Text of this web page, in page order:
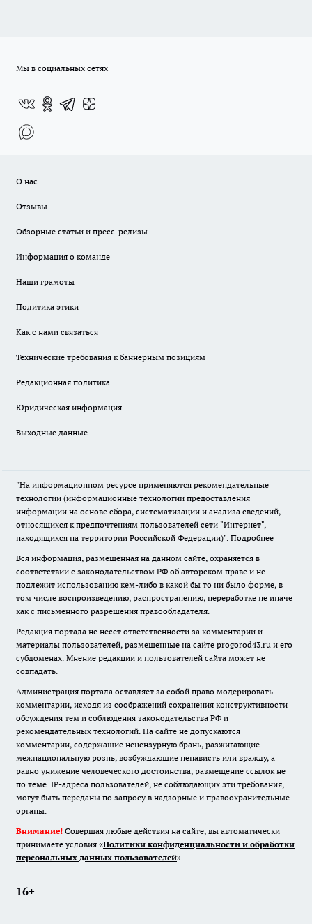
Мы в социальных сетях
О нас
Отзывы
Обзорные статьи и пресс-релизы
Информация о команде
Наши грамоты
Политика этики
Как с нами связаться
Технические требования к баннерным позициям
Редакционная политика
Юридическая информация
Выходные данные
"На информационном ресурсе применяются рекомендательные
технологии (информационные технологии предоставления
информации на основе сбора, систематизации и анализа сведений,
относящихся к предпочтениям пользователей сети "Интернет",
находящихся на территории Российской Федерации)". Подробнее
Вся информация, размещенная на данном сайте, охраняется в
соответствии с законодательством РФ об авторском праве и не
подлежит использованию кем-либо в какой бы то ни было форме, в
том числе воспроизведению, распространению, переработке не иначе
как с письменного разрешения правообладателя.
Редакция портала не несет ответственности за комментарии и
материалы пользователей, размещенные на сайте progorod43.ru и его
субдоменах. Мнение редакции и пользователей сайта может не
совпадать.
Администрация портала оставляет за собой право модерировать
комментарии, исходя из соображений сохранения конструктивности
обсуждения тем и соблюдения законодательства РФ и
рекомендательных технологий. На сайте не допускаются
комментарии, содержащие нецензурную брань, разжигающие
межнациональную рознь, возбуждающие ненависть или вражду, а
равно унижение человеческого достоинства, размещение ссылок не
по теме. IP-адреса пользователей, не соблюдающих эти требования,
могут быть переданы по запросу в надзорные и правоохранительные
органы.
Внимание! Совершая любые действия на сайте, вы автоматически
принимаете условия «Политики конфиденциальности и обработки
персональных данных пользователей»
16+